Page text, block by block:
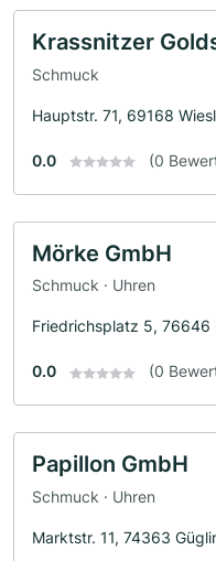
Krassnitzer
Schmuck
Hauptstr. 71, 69168
0.0 (0
Mörke GmbH
Schmuck · Uhren
Friedrichsplatz 5, 76646
0.0 (0
Papillon GmbH
Schmuck · Uhren
Marktstr. 11, 74363